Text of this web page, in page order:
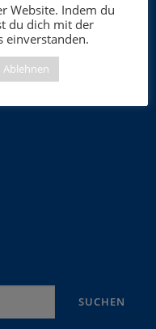
Website. Indem du
du dich mit der
einverstanden.
Ablehnen